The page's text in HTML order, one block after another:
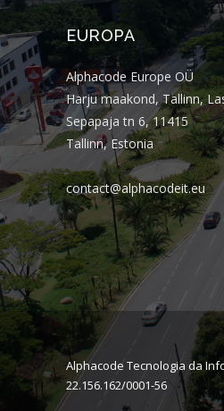
EUROPA
Alphacode Europe OÜ
Harju maakond, Tallinn,
Sepapaja tn 6, 11415
Tallinn, Estonia
contact@alphacodeit.eu
Alphacode Tecnologia da
22.156.162/0001-56